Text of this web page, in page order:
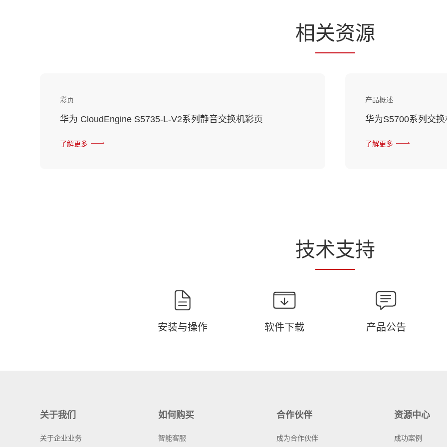
相关资源
彩页
华为 CloudEngine S5735-L-V2系列静音交换机彩页
了解更多
产品概述
华为S5700系列交
了解更多
技术支持
安装与操作 软件下载 产品公告
关于我们
关于企业业务
如何购买
智能客服
合作伙伴
成为合作伙伴
资源中心
成功案例